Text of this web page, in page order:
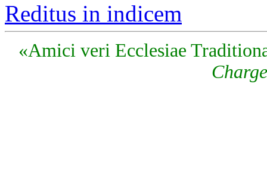
Reditus in indicem
«Amici veri Ecclesiae